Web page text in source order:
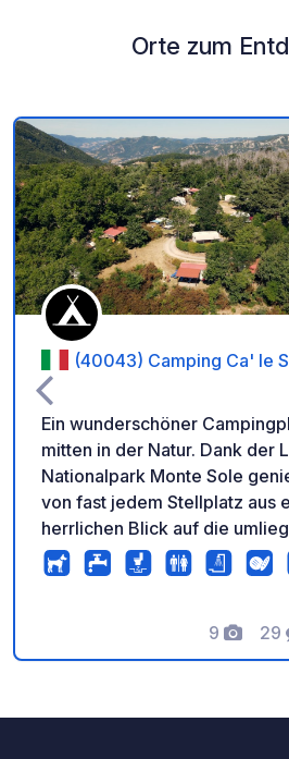
Orte zum
(40043) Camping Ca' le
Ein wunderschöner
mitten in der Natur. Dank der
Nationalpark Monte Sole
von fast jedem Stellplatz aus
herrlichen Blick auf die
Hügel. Eine Oase der Ruhe
Entspannung. Der Platz wird von den
Leidenschaft geführt. Die
Sanitäranlagen sind sehr
9
Fotos
29